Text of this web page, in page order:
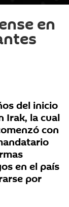
en
del inicio
Irak, la cual
con
en el país
por